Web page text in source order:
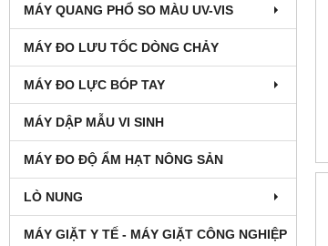
MÁY QUANG PHỔ SO MÀU UV-VIS
MÁY ĐO LƯU TỐC DÒNG CHẢY
MÁY ĐO LỰC BÓP TAY
MÁY DẬP MẪU VI SINH
MÁY ĐO ĐỘ ẨM HẠT NÔNG SẢN
LÒ NUNG
MÁY GIẶT Y TẾ - MÁY GIẶT CÔNG NGHIỆP